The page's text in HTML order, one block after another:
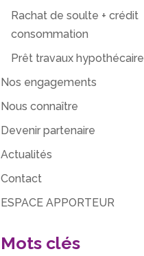
Rachat de soulte + crédit
consommation
Prêt travaux hypothécaire
Nos engagements
Nous connaître
Devenir partenaire
Actualités
Contact
ESPACE APPORTEUR
Mots clés